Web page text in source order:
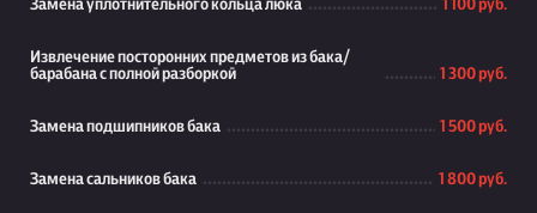
Замена уплотнительного кольца люка 1 100 руб.
Извлечение посторонних предметов из бака/
барабана с полной разборкой
1 300 руб.
Замена подшипников бака 1 500 руб.
Замена сальников бака 1 800 руб.